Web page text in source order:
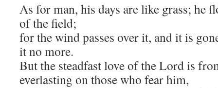
As for man, his days are like grass; he
of the field;
for the wind passes over it, and it is
it no more.
But the steadfast love of the Lord is
everlasting on those who fear him,